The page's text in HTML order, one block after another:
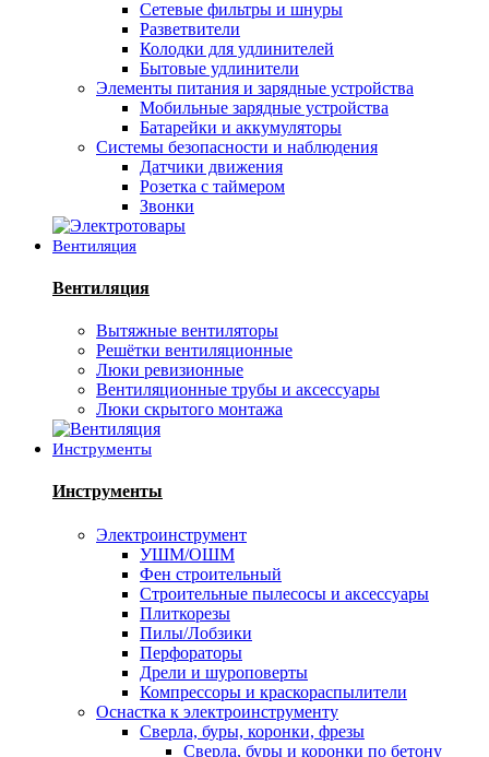
Сетевые фильтры и шнуры
Разветвители
Колодки для удлинителей
Бытовые удлинители
Элементы питания и зарядные устройства
Мобильные зарядные устройства
Батарейки и аккумуляторы
Системы безопасности и наблюдения
Датчики движения
Розетка с таймером
Звонки
Вентиляция
Вентиляция
Вытяжные вентиляторы
Решётки вентиляционные
Люки ревизионные
Вентиляционные трубы и аксессуары
Люки скрытого монтажа
Инструменты
Инструменты
Электроинструмент
УШМ/ОШМ
Фен строительный
Строительные пылесосы и аксессуары
Плиткорезы
Пилы/Лобзики
Перфораторы
Дрели и шуроповерты
Компрессоры и краскораспылители
Оснастка к электроинструменту
Сверла, буры, коронки, фрезы
Сверла, буры и коронки по бетону